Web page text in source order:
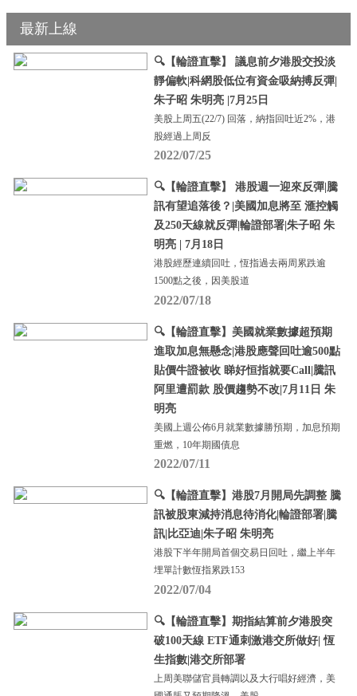
最新上線
🔍【輪證直擊】 議息前夕港股交投淡
靜偏軟|科網股低位有資金吸納搏反彈|
朱子昭 朱明亮 |7月25日
美股上周五(22/7) 回落，納指回吐近2%，港
股經過上周反
2022/07/25
🔍【輪證直擊】 港股週一迎來反彈|騰
訊有望追落後？|美國加息將至 滙控觸
及250天線就反彈|輪證部署|朱子昭 朱
明亮 | 7月18日
港股經歷連續回吐，恆指過去兩周累跌逾
1500點之後，因美股道
2022/07/18
🔍【輪證直擊】美國就業數據超預期
進取加息無懸念|港股應聲回吐逾500點
貼價牛證被收 睇好恒指就要Call|騰訊
阿里遭罰款 股價趨勢不改|7月11日 朱
明亮
美國上週公佈6月就業數據勝預期，加息預期
重燃，10年期國債息
2022/07/11
🔍【輪證直擊】港股7月開局先調整 騰
訊被股東減持消息待消化|輪證部署|騰
訊|比亞迪|朱子昭 朱明亮
港股下半年開局首個交易日回吐，繼上半年
埋單計數恆指累跌153
2022/07/04
🔍【輪證直擊】期指結算前夕港股突
破100天線 ETF通刺激港交所做好| 恆
生指數|港交所部署
上周美聯儲官員轉調以及大行唱好經濟，美